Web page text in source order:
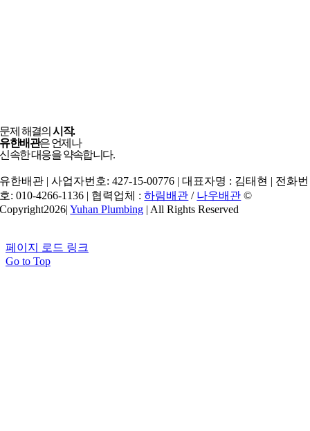
문제 해결의시작.
유한배관은 언제나
신속한 대응을 약속합니다.
유한배관 | 사업자번호: 427-15-00776 | 대표자명 : 김태현 | 전화번
호: 010-4266-1136 | 협력업체 :하림배관 / 나우배관 ©
Copyright2026|Yuhan Plumbing | All Rights Reserved
페이지 로드 링크
Go to Top